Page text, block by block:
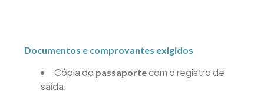
Documentos e comprovantes exigidos
Cópia do passaportecom o registro de
saída;